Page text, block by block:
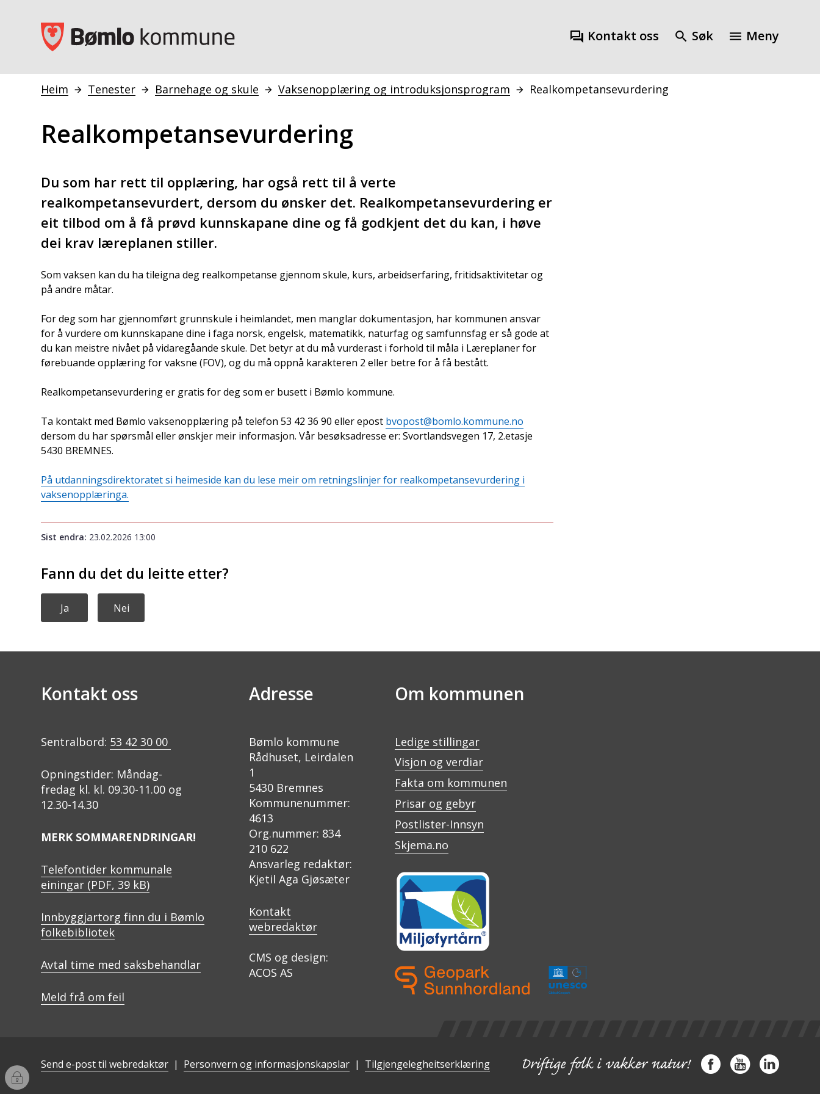
Bømlo kommune Kontakt oss Søk Meny
Du er her:
Heim Tenester Barnehage og skule Vaksenopplæring og introduksjonsprogram Realkompetansevurdering
Realkompetansevurdering
Du som har rett til opplæring, har også rett til å verte
realkompetansevurdert, dersom du ønsker det. Realkompetansevurdering er
eit tilbod om å få prøvd kunnskapane dine og få godkjent det du kan, i høve
dei krav læreplanen stiller.
Som vaksen kan du ha tileigna deg realkompetanse gjennom skule, kurs, arbeidserfaring, fritidsaktivitetar og
på andre måtar.
For deg som har gjennomført grunnskule i heimlandet, men manglar dokumentasjon, har kommunen ansvar
for å vurdere om kunnskapane dine i faga norsk, engelsk, matematikk, naturfag og samfunnsfag er så gode at
du kan meistre nivået på vidaregåande skule. Det betyr at du må vurderast i forhold til måla i Læreplaner for
førebuande opplæring for vaksne (FOV), og du må oppnå karakteren 2 eller betre for å få bestått.
Realkompetansevurdering er gratis for deg som er busett i Bømlo kommune.
Ta kontakt med Bømlo vaksenopplæring på telefon 53 42 36 90 eller epost bvopost@bomlo.kommune.no
dersom du har spørsmål eller ønskjer meir informasjon. Vår besøksadresse er: Svortlandsvegen 17, 2.etasje
5430 BREMNES.
På utdanningsdirektoratet si heimeside kan du lese meir om retningslinjer for realkompetansevurdering i
vaksenopplæringa.
Sist endra 23.02.2026 13:00
Fann du det du leitte etter?
Ja Nei
Kontakt oss
Sentralbord: 53 42 30 00
Opningstider: Måndag-
fredag kl. kl. 09.30-11.00 og
12.30-14.30
MERK SOMMARENDRINGAR!
Telefontider kommunale
einingar (PDF, 39 kB)
Innbyggjartorg finn du i Bømlo
folkebibliotek
Avtal time med saksbehandlar
Meld frå om feil
Adresse
Bømlo kommune
Rådhuset, Leirdalen
1
5430 Bremnes
Kommunenummer:
4613
Org.nummer: 834
210 622
Ansvarleg redaktør:
Kjetil Aga Gjøsæter
Kontakt
webredaktør
CMS og design:
ACOS AS
Om kommunen
Ledige stillingar
Visjon og verdiar
Fakta om kommunen
Prisar og gebyr
Postlister-Innsyn
Skjema.no
Send e-post til webredaktør Personvern og informasjonskapslar Tilgjengelegheitserklæring FacebookYouTubeLinkedIn
I